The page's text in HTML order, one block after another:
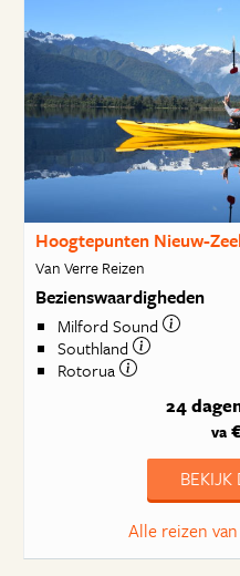
Hoogtepunten Nieuw-
Van Verre Reizen
Bezienswaardigheden
Milford Sound
Southland
Rotorua
24
va
BEKIJK
Alle reizen